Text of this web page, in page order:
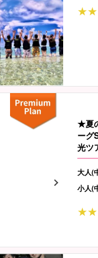
★夏
ーグ
光ツ
大人(
小人(